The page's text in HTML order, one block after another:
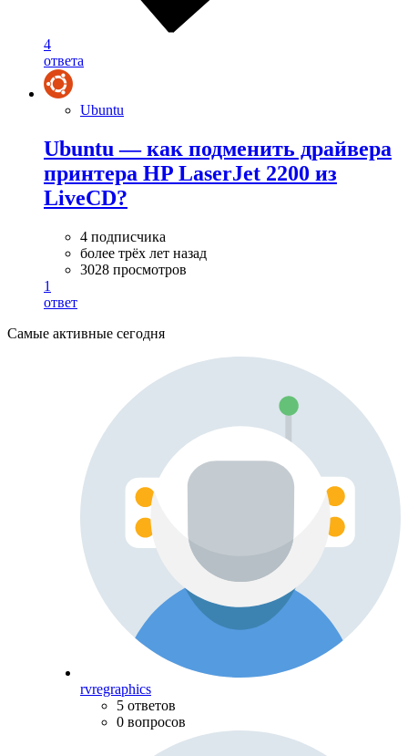
4
ответа
Ubuntu
Ubuntu — как подменить драйвера
принтера HP LaserJet 2200 из
LiveCD?
4 подписчика
более трёх лет назад
3028 просмотров
1
ответ
Самые активные сегодня
rvregraphics
5 ответов
0 вопросов